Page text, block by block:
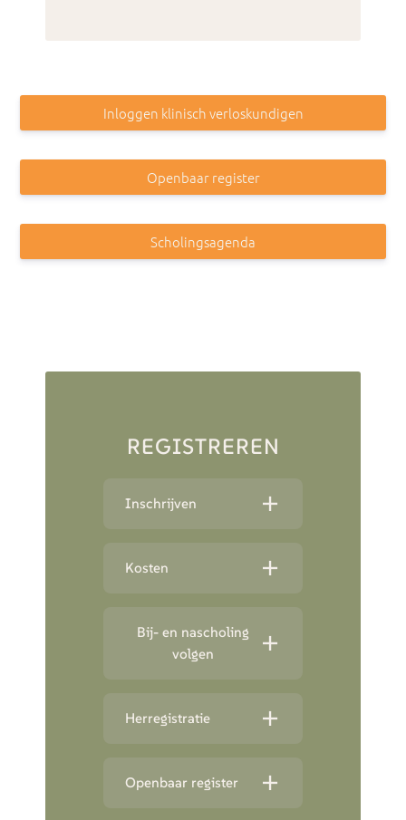
Inloggen klinisch verloskundigen
Openbaar register
Scholingsagenda
REGISTREREN
Inschrijven
Kosten
Bij- en nascholing
volgen
Herregistratie
Openbaar register